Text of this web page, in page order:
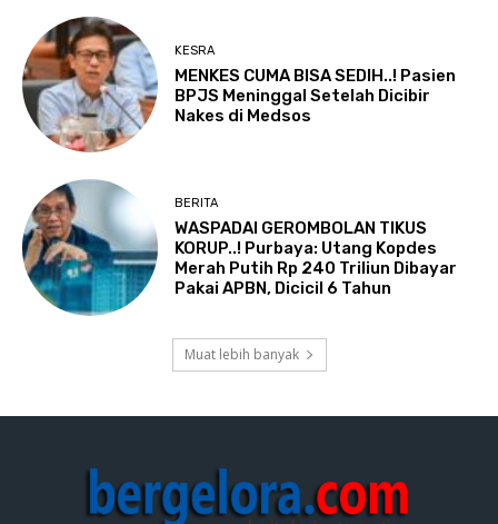
KESRA
MENKES CUMA BISA SEDIH..! Pasien
BPJS Meninggal Setelah Dicibir
Nakes di Medsos
BERITA
WASPADAI GEROMBOLAN TIKUS
KORUP..! Purbaya: Utang Kopdes
Merah Putih Rp 240 Triliun Dibayar
Pakai APBN, Dicicil 6 Tahun
Muat lebih banyak